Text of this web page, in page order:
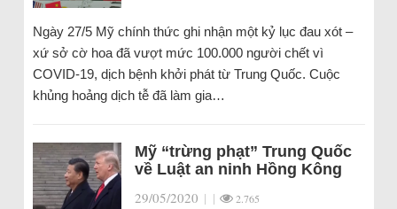
Ngày 27/5 Mỹ chính thức ghi nhận một kỷ lục đau xót –
xứ sở cờ hoa đã vượt mức 100.000 người chết vì
COVID-19, dịch bệnh khởi phát từ Trung Quốc. Cuộc
khủng hoảng dịch tễ đã làm gia…
Mỹ “trừng phạt” Trung Quốc
về Luật an ninh Hồng Kông
29/05/2020 | | 2.765